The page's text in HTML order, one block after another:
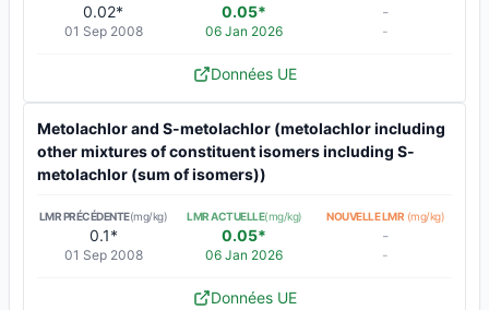
0.02*
01 Sep 2008
0.05*
06 Jan 2026
-
-
Données UE
Metolachlor and S-metolachlor (metolachlor including
other mixtures of constituent isomers including S-
metolachlor (sum of isomers))
LMR PRÉCÉDENTE(mg/kg)
0.1*
01 Sep 2008
LMR ACTUELLE(mg/kg)
0.05*
06 Jan 2026
NOUVELLE LMR (mg/kg)
-
-
Données UE